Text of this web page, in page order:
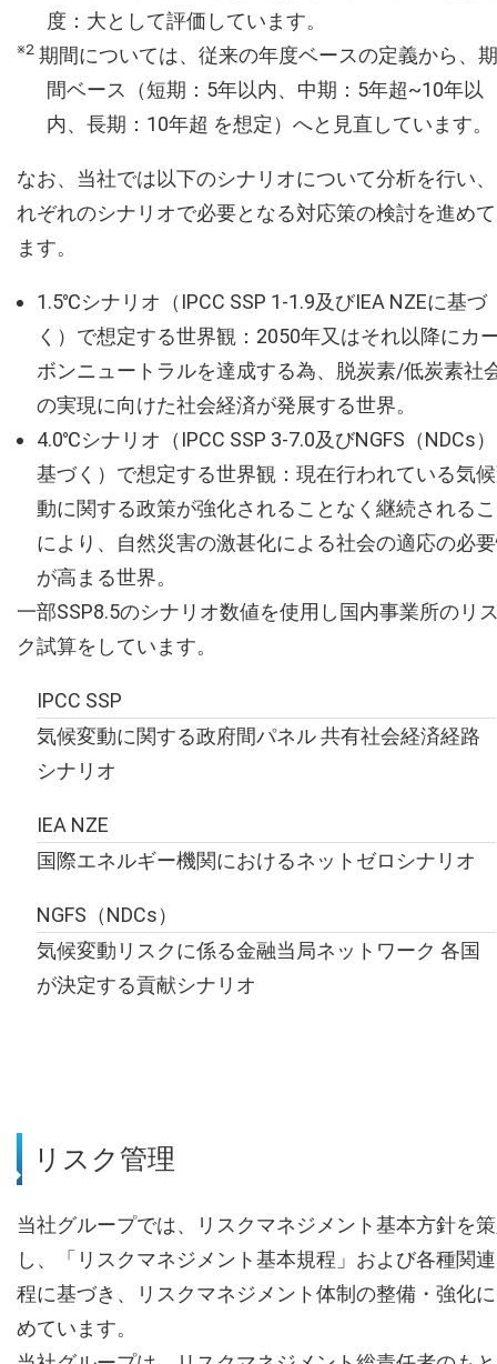
度：大として評価しています。
※2 期間については、従来の年度ベースの定義から、期
間ベース（短期：5年以内、中期：5年超~10年以
内、長期：10年超 を想定）へと見直しています。
なお、当社では以下のシナリオについて分析を行い
れぞれのシナリオで必要となる対応策の検討を進め
ます。
1.5℃シナリオ（IPCC SSP 1-1.9及びIEA NZEに基づ
く）で想定する世界観：2050年又はそれ以降にカ
ボンニュートラルを達成する為、脱炭素/低炭素社
の実現に向けた社会経済が発展する世界。
4.0℃シナリオ（IPCC SSP 3-7.0及びNGFS（NDCs
基づく）で想定する世界観：現在行われている気
動に関する政策が強化されることなく継続される
により、自然災害の激甚化による社会の適応の必
が高まる世界。
一部SSP8.5のシナリオ数値を使用し国内事業所のリ
ク試算をしています。
IPCC SSP
気候変動に関する政府間パネル 共有社会経済経路
シナリオ
IEA NZE
国際エネルギー機関におけるネットゼロシナリオ
NGFS（NDCs）
気候変動リスクに係る金融当局ネットワーク 各国
が決定する貢献シナリオ
リスク管理
当社グループでは、リスクマネジメント基本方針を
し、「リスクマネジメント基本規程」および各種関
程に基づき、リスクマネジメント体制の整備・強化
めています。